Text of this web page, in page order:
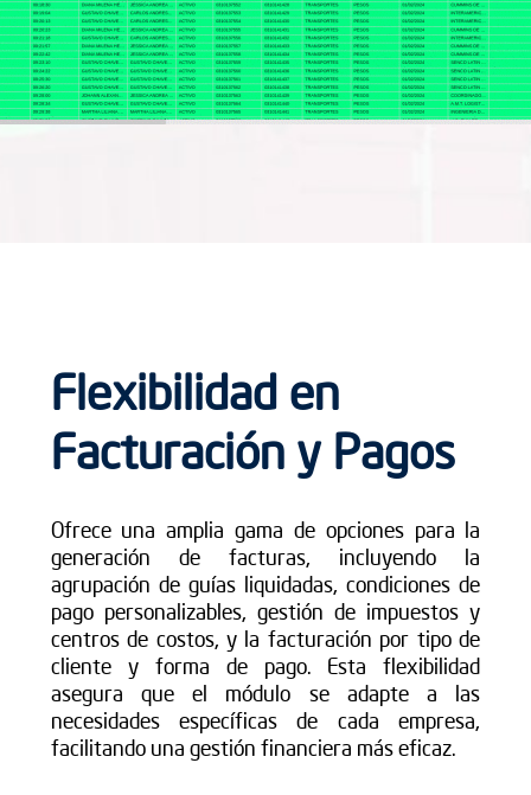
Flexibilidad en
Facturación y Pagos
Ofrece una amplia gama de opciones para la
generación de facturas, incluyendo la
agrupación de guías liquidadas, condiciones de
pago personalizables, gestión de impuestos y
centros de costos, y la facturación por tipo de
cliente y forma de pago. Esta flexibilidad
asegura que el módulo se adapte a las
necesidades específicas de cada empresa,
facilitando una gestión financiera más eficaz.